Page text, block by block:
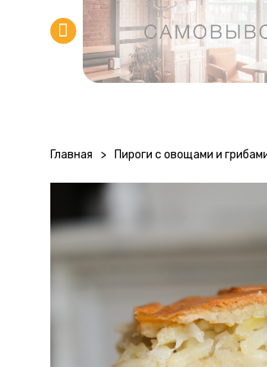
Главная > Пироги с овощами и